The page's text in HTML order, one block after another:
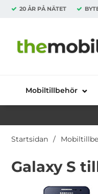
20 ÅR PÅ NÄTET
Mobiltillbehör
Startsidan
Galaxy S